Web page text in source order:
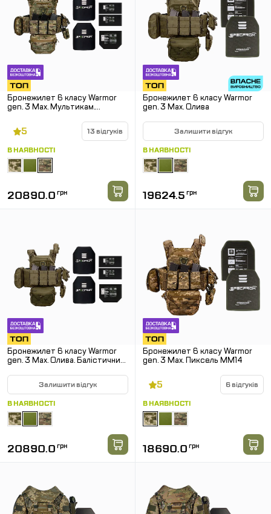
Бронежилет 6 класу Warmor
gen. 3 Max. Мультикам.
5 13 відгуків
В НАЯВНОСТІ
20890.0 грн
Бронежилет 6 класу Warmor
gen. 3 Max. Олива
Залишити відгук
В НАЯВНОСТІ
19624.5 грн
Бронежилет 6 класу Warmor
gen. 3 Max. Олива. Балістичний
Залишити відгук
В НАЯВНОСТІ
20890.0 грн
Бронежилет 6 класу Warmor
gen. 3 Max. Пиксель ММ14
5 6 відгуків
В НАЯВНОСТІ
18690.0 грн